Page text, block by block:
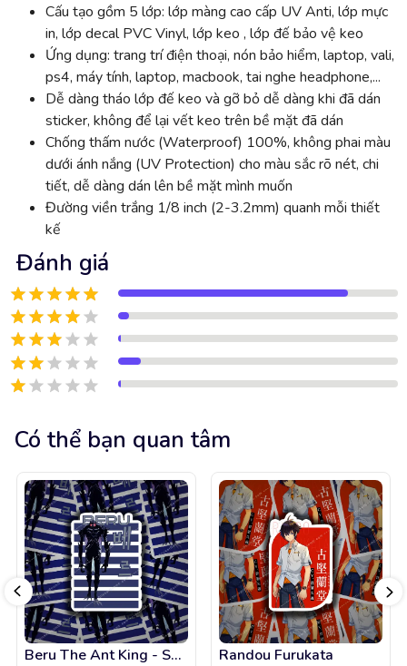
Cấu tạo gồm 5 lớp: lớp màng cao cấp UV Anti, lớp mực
in, lớp decal PVC Vinyl, lớp keo , lớp đế bảo vệ keo
Ứng dụng: trang trí điện thoại, nón bảo hiểm, laptop, vali,
ps4, máy tính, laptop, macbook, tai nghe headphone,...
Dễ dàng tháo lớp đế keo và gỡ bỏ dễ dàng khi đã dán
sticker, không để lại vết keo trên bề mặt đã dán
Chống thấm nước (Waterproof) 100%, không phai màu
dưới ánh nắng (UV Protection) cho màu sắc rõ nét, chi
tiết, dễ dàng dán lên bề mặt mình muốn
Đường viền trắng 1/8 inch (2-3.2mm) quanh mỗi thiết
kế
Đánh giá
Có thể bạn quan tâm
Beru The Ant King - Solo Leveling Randou Furukata